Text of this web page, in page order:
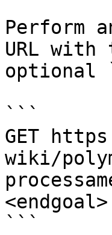
Perform
URL
optional
```
GET
wiki/
<endgoal>
```